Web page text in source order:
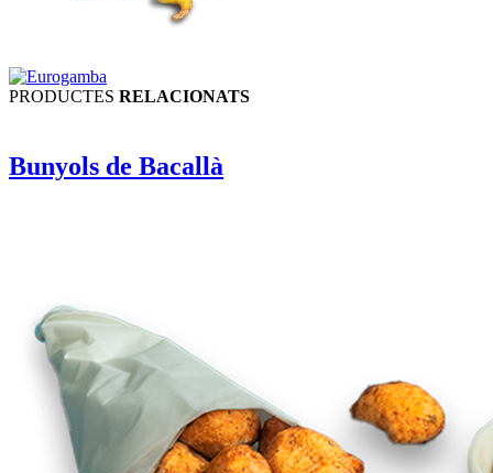
PRODUCTES RELACIONATS
Bunyols de Bacallà